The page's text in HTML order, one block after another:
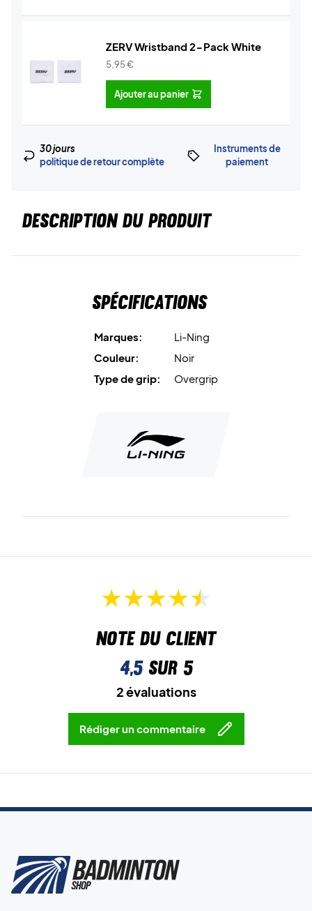
ZERV Wristband 2-Pack White
5,95€
Ajouter au panier
30 jours
politique de retour complète
Instruments de
paiement
DESCRIPTION DU PRODUIT
Spécifications
Marques:
Li-Ning
Couleur:
Noir
Type de grip:
Overgrip
Note du client
4,5sur 5
2 évaluations
Rédiger un commentaire